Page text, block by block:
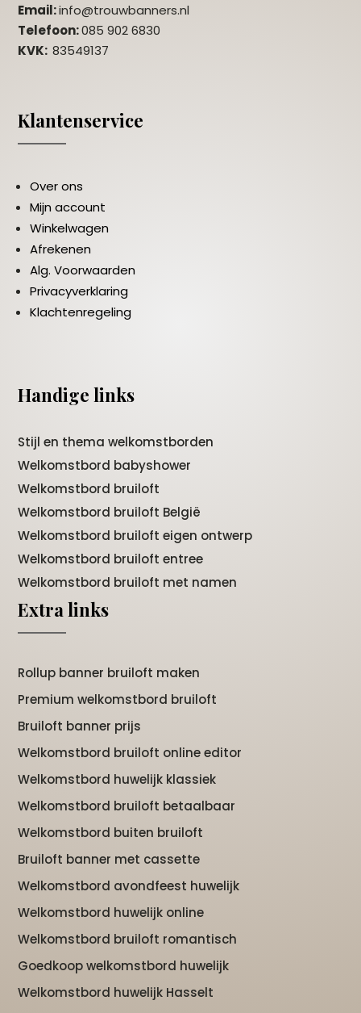
Email:info@trouwbanners.nl
Telefoon:085 902 6830
KVK:83549137
Klantenservice
Over ons
Mijn account
Winkelwagen
Afrekenen
Alg. Voorwaarden
Privacyverklaring
Klachtenregeling
Handige links
Stijl en thema welkomstborden
Welkomstbord babyshower
Welkomstbord bruiloft
Welkomstbord bruiloft België
Welkomstbord bruiloft eigen ontwerp
Welkomstbord bruiloft entree
Welkomstbord bruiloft met namen
Extra links
Rollup banner bruiloft maken
Premium welkomstbord bruiloft
Bruiloft banner prijs
Welkomstbord bruiloft online editor
Welkomstbord huwelijk klassiek
Welkomstbord bruiloft betaalbaar
Welkomstbord buiten bruiloft
Bruiloft banner met cassette
Welkomstbord avondfeest huwelijk
Welkomstbord huwelijk online
Welkomstbord bruiloft romantisch
Goedkoop welkomstbord huwelijk
Welkomstbord huwelijk Hasselt